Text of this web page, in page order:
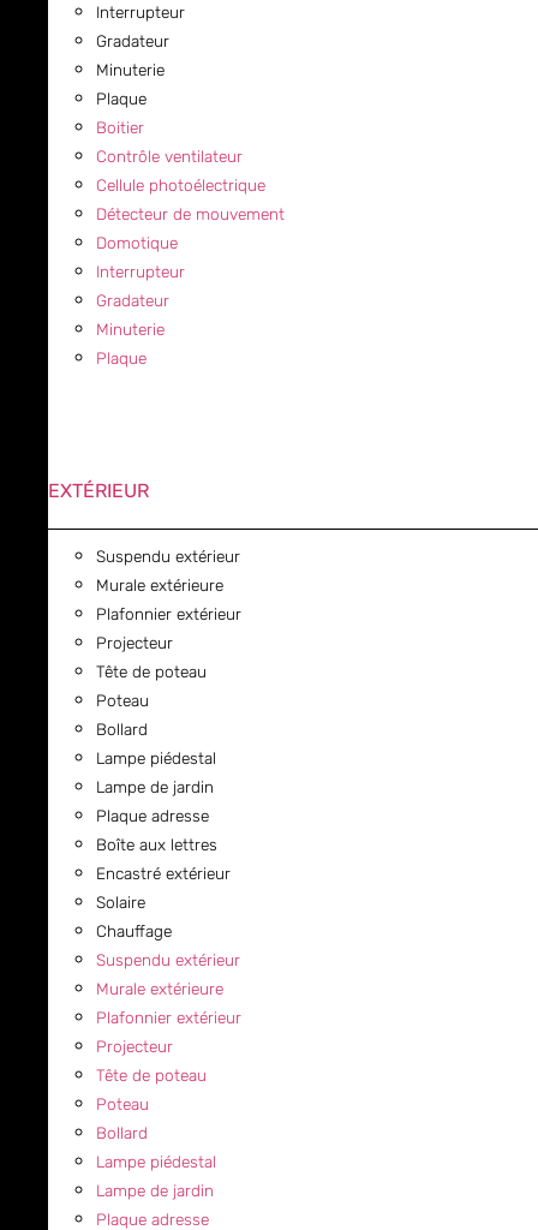
Interrupteur
Gradateur
Minuterie
Plaque
Boitier
Contrôle ventilateur
Cellule photoélectrique
Détecteur de mouvement
Domotique
Interrupteur
Gradateur
Minuterie
Plaque
EXTÉRIEUR
Suspendu extérieur
Murale extérieure
Plafonnier extérieur
Projecteur
Tête de poteau
Poteau
Bollard
Lampe piédestal
Lampe de jardin
Plaque adresse
Boîte aux lettres
Encastré extérieur
Solaire
Chauffage
Suspendu extérieur
Murale extérieure
Plafonnier extérieur
Projecteur
Tête de poteau
Poteau
Bollard
Lampe piédestal
Lampe de jardin
Plaque adresse